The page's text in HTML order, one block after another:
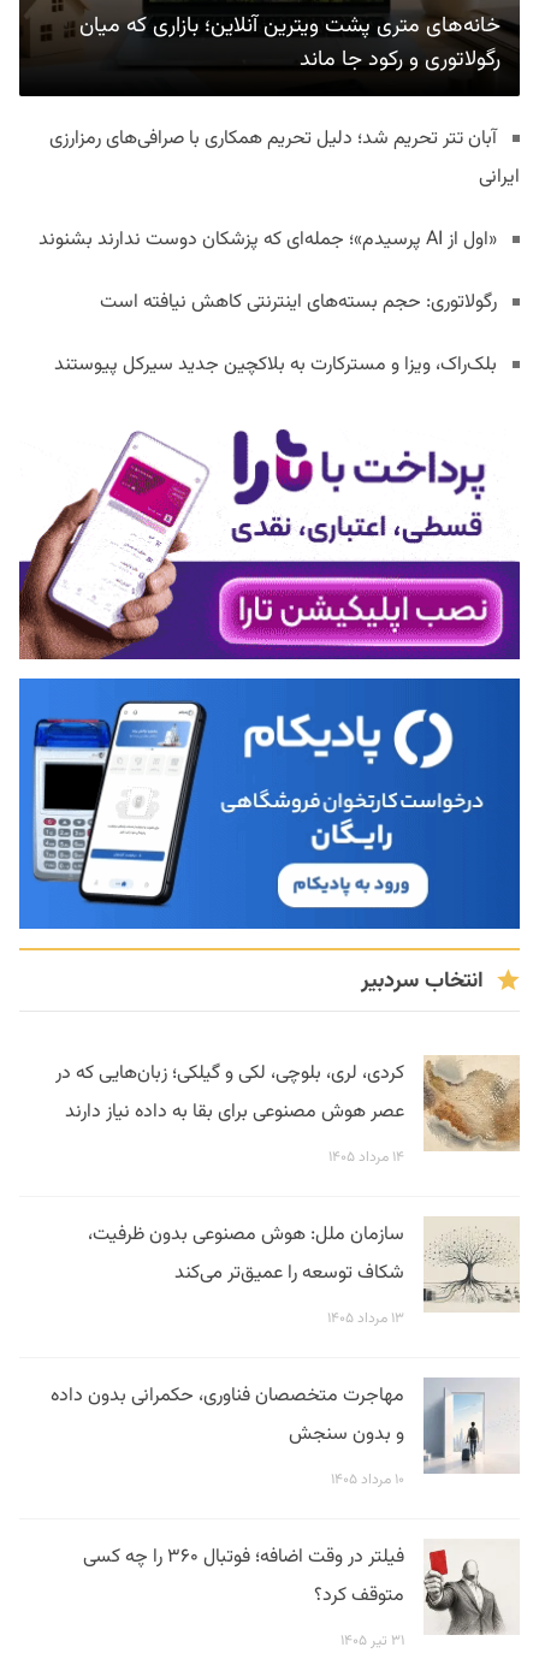
خانه‌های متری پشت ویترین آنلاین؛ بازاری که میان
رگولاتوری و رکود جا ماند
آبان تتر تحریم شد؛ دلیل تحریم همکاری با صرافی‌های رمزارزی
ایرانی
«اول از AI پرسیدم»؛ جمله‌ای که پزشکان دوست ندارند بشنوند
رگولاتوری: حجم بسته‌های اینترنتی کاهش نیافته است
بلک‌راک، ویزا و مسترکارت به بلاکچین جدید سیرکل پیوستند
انتخاب سردبیر
کردی، لری، بلوچی، لکی و گیلکی؛ زبان‌هایی که در
عصر هوش مصنوعی برای بقا به داده نیاز دارند
۱۴ مرداد ۱۴۰۵
سازمان ملل: هوش مصنوعی بدون ظرفیت،
شکاف توسعه را عمیق‌تر می‌کند
۱۳ مرداد ۱۴۰۵
مهاجرت متخصصان فناوری، حکمرانی بدون داده
و بدون سنجش
۱۰ مرداد ۱۴۰۵
فیلتر در وقت اضافه؛ فوتبال ۳۶۰ را چه کسی
متوقف کرد؟
۳۱ تیر ۱۴۰۵